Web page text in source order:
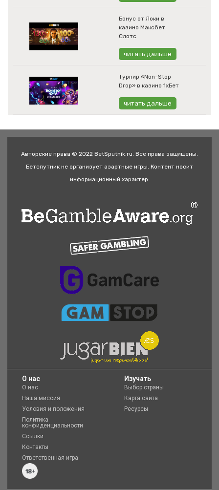
Бонус от Локи в
казино Максбет
Слотс
читать дальше
Турнир «Non-Stop
Drop» в казино 1хБет
читать дальше
Авторские права © 2022 BetSputnik.ru. Все права защищены.
Бетспутник не организует азартные игры. Контент носит
информационный характер.
O нас
О нас
Наша миссия
Условия и положения
Политика
конфиденциальности
Ссылки
Контакты
Ответственная игра
Изучать
Выбор страны
Карта сайта
Ресурсы